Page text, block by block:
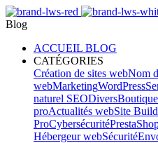
Blog
ACCUEIL BLOG
CATÉGORIES
Création de sites webNom
webMarketingWordPress
naturel SEODivers
proActualités webSite
ProCybersécurité
Hébergeur webSécurité